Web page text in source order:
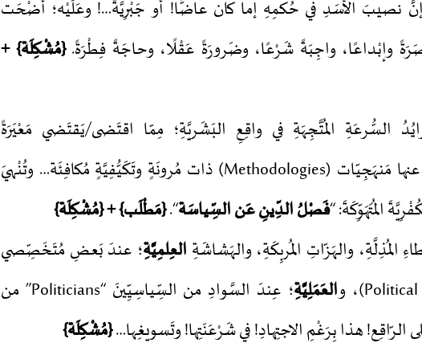
إنَّ نصيبَ الأسَدِ في حُكمِهِ إما كان عاضًّا! أو جَبْرِيَّةً…! وعَلَيْه؛ أضْحَت
وإبْداعًا، واجِبَةً شَرْعًا، وضَرورَةً عَقْلًا، وحاجَةً فِطْرَةً.{مُشْكِلَة} +
السُّرعَةِ المُتَّجِهَةِ في واقِعِ البَشَريَّةِ؛ مِمّا اقتَضى/يَقتَضي مَعْيَرَةً
(Standardization) يَنبَثِقُ عنها مَنهَجِيّات (Methodologies) ذات مُرونَةٍ وتَكَيُّفِيَّةٍ مُكافِئَة… وتُنْهيَ
المُتَهَوِّكَةَ: “فَصْلُ الدِّينِ عَن السِّياسَة“.{مَطْلَب} + {مُشْكِلَة}
المُذِلَّةِ، والهَزّاتِ المُربِكَةِ، والهَشاشَةِ العِلمِيَّةِ؛ عندَ بَعضِ مُتَخَصِّصي
العَمَلِيَّةِ
؛ عِندَ السَّوادِ من السِّياسِيِّينَ “Politicians” من
الرّاقِع! هذا بِرَغْمِ الاجتِهادِ! في شَرْعَنَتِها! وتَسويغِها…{مُشْكِلَة}